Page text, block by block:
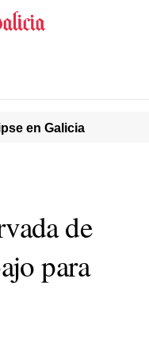
en Galicia
de
para